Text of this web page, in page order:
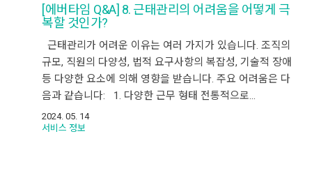
[에버타임 Q&A] 8. 근태관리의 어려움을 어떻게 극
복할 것인가?
근태관리가 어려운 이유는 여러 가지가 있습니다. 조직의
규모, 직원의 다양성, 법적 요구사항의 복잡성, 기술적 장애
등 다양한 요소에 의해 영향을 받습니다. 주요 어려움은 다
음과 같습니다: 1. 다양한 근무 형태 전통적으로…
2024. 05. 14
서비스 정보